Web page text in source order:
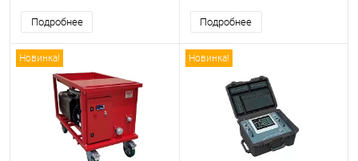
Подробнее Подробнее
Новинка! Новинка!